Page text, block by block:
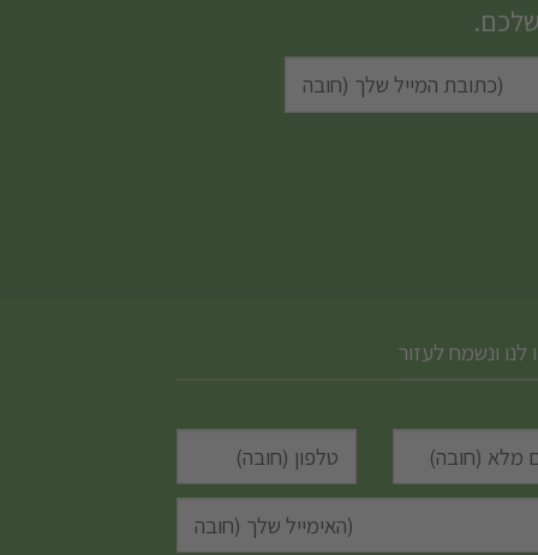
לנו ונשמח לעזור